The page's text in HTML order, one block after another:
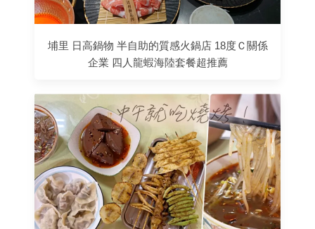
埔里 日高鍋物 半自助的質感火鍋店 18度Ｃ關係
企業 四人龍蝦海陸套餐超推薦